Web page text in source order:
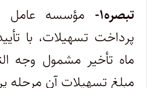
تبصره۱-
مؤسسه عامل
پرداخت تسهیلات، با
ماه تأخیر مشمول وجه
مبلغ تسهیلات آن مرحله